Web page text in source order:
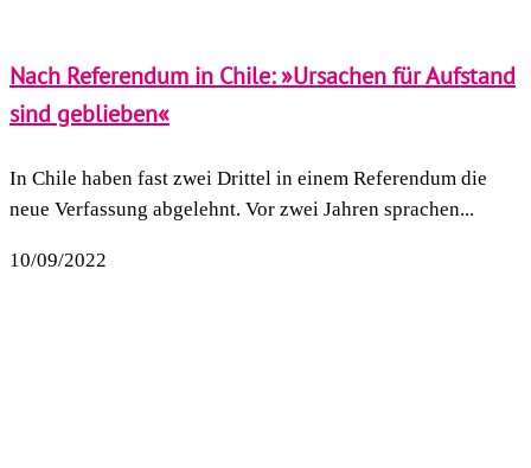
Nach Referendum in Chile: »Ursachen für Aufstand
sind geblieben«
In Chile haben fast zwei Drittel in einem Referendum die
neue Verfassung abgelehnt. Vor zwei Jahren sprachen...
10/09/2022